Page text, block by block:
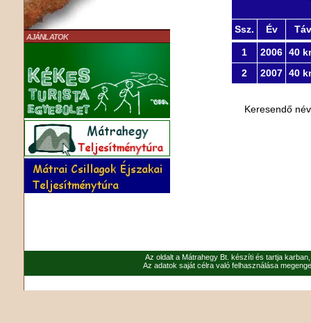
AJÁNLATOK
Ssz. Év Táv
1 2006 40
2
2007 40
Keresendő
Az oldalt a Mátrahegy Bt. készíti és tartja
Az adatok saját célra való felhasználása